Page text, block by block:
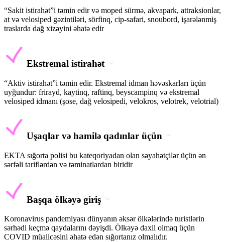
“Sakit istirahət”i təmin edir və moped sürmə, akvapark, attraksionlar,
at və velosiped gəzintiləri, sörfinq, cip-safari, snoubord, işarələnmiş
traslarda dağ xizəyini əhatə edir
Ekstremal istirahət
“Aktiv istirahət”i təmin edir. Ekstremal idman həvəskarları üçün
uyğundur: frirayd, kaytinq, raftinq, beyscampinq və ekstremal
velosiped idmanı (şose, dağ velosipedi, velokros, velotrek, velotrial)
Uşaqlar və hamilə qadınlar üçün
EKTA sığorta polisi bu kateqoriyadan olan səyahətçilər üçün ən
sərfəli tariflərdən və təminatlardan biridir
Başqa ölkəyə giriş
Koronavirus pandemiyası dünyanın əksər ölkələrində turistlərin
sərhədi keçmə qaydalarını dəyişdi. Ölkəyə daxil olmaq üçün
COVID müalicəsini əhatə edən sığortanız olmalıdır.